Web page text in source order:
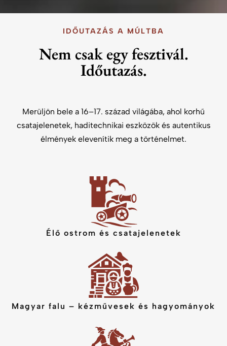
IDŐUTAZÁS A MÚLTBA
Nem csak egy fesztivál.
Időutazás.
Merüljön bele a 16–17. század világába, ahol korhű
csatajelenetek, haditechnikai eszközök és autentikus
élmények elevenítik meg a történelmet.
Élő ostrom és csatajelenetek
Magyar falu – kézművesek és hagyományok